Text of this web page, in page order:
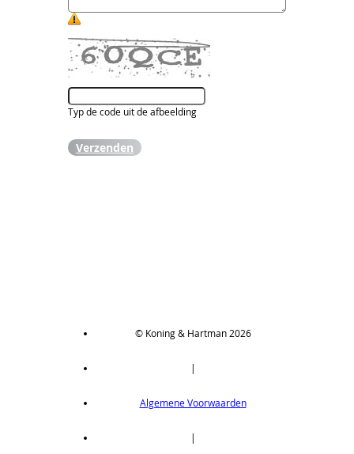
Typ de code uit de afbeelding
Verzenden
© Koning & Hartman 2026
|
Algemene Voorwaarden
|